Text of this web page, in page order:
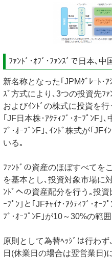
ﾌｧﾝﾄﾞ･ｵﾌﾞ･ﾌｧﾝｽﾞで日本､
新名称となった｢JPMｸﾞﾚｰﾄ･ｱ
ｽﾞ方式により､3つの投資先ﾌ
およびｲﾝﾄﾞの株式に投資を
｢JF日本株･ｱｸﾃｨﾌﾞ･ｵｰﾌﾟﾝF｣
ﾌﾞ･ｵｰﾌﾟﾝF｣､ｲﾝﾄﾞ株式が｢JFｲ
いる｡
ﾌｧﾝﾄﾞの資産のほぼすべてを
を基本とし､投資対象市場に
ﾝﾄﾞへの資産配分を行う｡投
ｰﾌﾟﾝ｣と｢JFﾁｬｲﾅ･ｱｸﾃｨﾌﾞ･ｵｰ
ﾌﾞ･ｵｰﾌﾟﾝF｣が10～30%の範
原則として為替ﾍｯｼﾞは行わ
日(休業日の場合は翌営業日)